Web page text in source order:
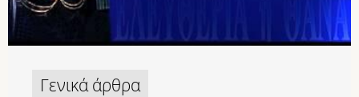
Γενικά άρθρα